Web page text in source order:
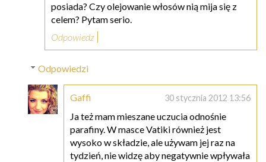
posiada? Czy olejowanie włosów nią mija się z
celem? Pytam serio.
Odpowiedz
Odpowiedzi
Gaffi 30 stycznia 2012 13:56
Ja też mam mieszane uczucia odnośnie
parafiny. W masce Vatiki również jest
wysoko w składzie, ale używam jej raz na
tydzień, nie widzę aby negatywnie wpływała